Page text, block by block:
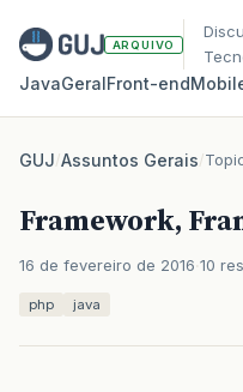
ARQUIVO
JavaGeralFront‑end
GUJ/Assuntos Gerais/
Framework,
16 de fevereiro de 2016 10
php java